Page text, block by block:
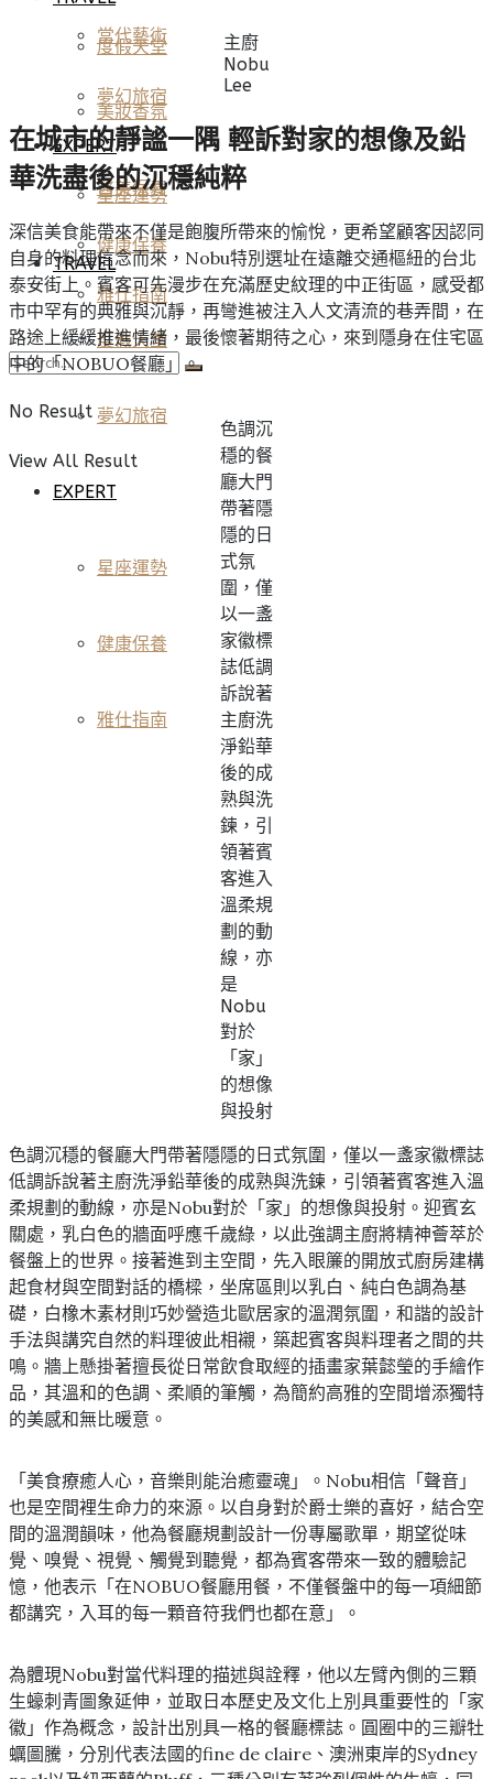
當代藝術
美妝香氛
醫美保養
TRAVEL
度假天堂
夢幻旅宿
EXPERT
星座運勢
健康保養
雅仕指南
度假天堂
夢幻旅宿
EXPERT
星座運勢
健康保養
雅仕指南
No Result
View All Result
主廚
Nobu
Lee
在城市的靜謐一隅 輕訴對家的想像及鉛
華洗盡後的沉穩純粹
深信美食能帶來不僅是飽腹所帶來的愉悅，更希望顧客因認同
自身的料理信念而來，Nobu特別選址在遠離交通樞紐的台北
泰安街上。賓客可先漫步在充滿歷史紋理的中正街區，感受都
市中罕有的典雅與沉靜，再彎進被注入人文清流的巷弄間，在
路途上緩緩推進情緒，最後懷著期待之心，來到隱身在住宅區
中的「NOBUO餐廳」。
色調沉
穩的餐
廳大門
帶著隱
隱的日
式氛
圍，僅
以一盞
家徽標
誌低調
訴說著
主廚洗
淨鉛華
後的成
熟與洗
鍊，引
領著賓
客進入
溫柔規
劃的動
線，亦
是
Nobu
對於
「家」
的想像
與投射
色調沉穩的餐廳大門帶著隱隱的日式氛圍，僅以一盞家徽標誌
低調訴說著主廚洗淨鉛華後的成熟與洗鍊，引領著賓客進入溫
柔規劃的動線，亦是Nobu對於「家」的想像與投射。迎賓玄
關處，乳白色的牆面呼應千歲綠，以此強調主廚將精神薈萃於
餐盤上的世界。接著進到主空間，先入眼簾的開放式廚房建構
起食材與空間對話的橋樑，坐席區則以乳白、純白色調為基
礎，白橡木素材則巧妙營造北歐居家的溫潤氛圍，和諧的設計
⼿法與講究⾃然的料理彼此相襯，築起賓客與料理者之間的共
鳴。牆上懸掛著擅長從日常飲食取經的插畫家葉懿瑩的手繪作
品，其溫和的色調、柔順的筆觸，為簡約高雅的空間增添獨特
的美感和無比暖意。
「美食療癒人心，音樂則能治癒靈魂」。Nobu相信「聲音」
也是空間裡生命力的來源。以自身對於爵士樂的喜好，結合空
間的溫潤韻味，他為餐廳規劃設計一份專屬歌單，期望從味
覺、嗅覺、視覺、觸覺到聽覺，都為賓客帶來一致的體驗記
憶，他表示「在NOBUO餐廳用餐，不僅餐盤中的每一項細節
都講究，入耳的每一顆音符我們也都在意」。
為體現Nobu對當代料理的描述與詮釋，他以左臂內側的三顆
生蠔刺青圖象延伸，並取日本歷史及文化上別具重要性的「家
徽」作為概念，設計出別具一格的餐廳標誌。圓圈中的三瓣牡
蠣圖騰，分別代表法國的fine de claire、澳洲東岸的Sydney